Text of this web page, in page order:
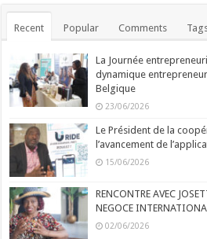
Recent Popular Comments
La Journée
dynamique
Belgique
23/06/2026
Le Président de la
l’avancement de
15/06/2026
RENCONTRE AVEC
NEGOCE
02/06/2026